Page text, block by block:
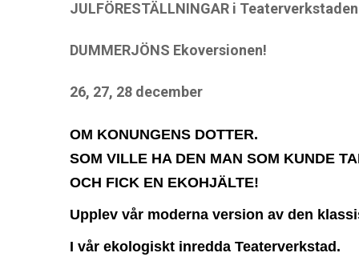
JULFÖRESTÄLLNINGAR i
DUMMERJÖNS Ekoversionen!
26, 27, 28 december
OM KONUNGENS DOTTER.
SOM VILLE HA DEN MAN SOM KUNDE
OCH FICK EN EKOHJÄLTE!
Upplev vår moderna version av den
I vår ekologiskt inredda Teaterverkstad.